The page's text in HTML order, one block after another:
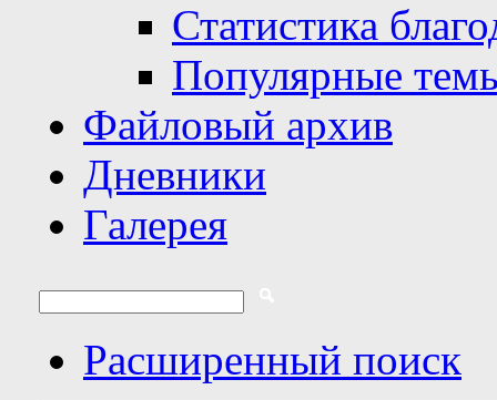
Статистика
Популярные
Файловый архив
Дневники
Галерея
Расширенный поиск